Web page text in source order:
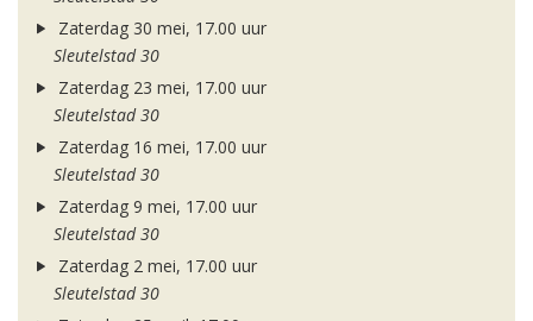
Zaterdag 30 mei, 17.00 uur
Sleutelstad 30
Zaterdag 23 mei, 17.00 uur
Sleutelstad 30
Zaterdag 16 mei, 17.00 uur
Sleutelstad 30
Zaterdag 9 mei, 17.00 uur
Sleutelstad 30
Zaterdag 2 mei, 17.00 uur
Sleutelstad 30